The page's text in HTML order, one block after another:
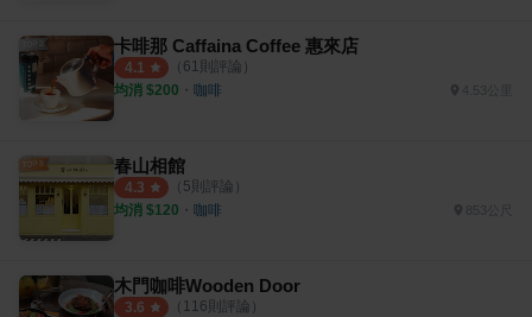
卡啡那 Caffaina Coffee 惠來店
4.1 （ 61則評論）
均消 $200 ・ 咖啡 4.53公里
春山相館
4.3 （ 5則評論）
均消 $120 ・ 咖啡 853公尺
木門咖啡Wooden Door
3.6 （ 116則評論）